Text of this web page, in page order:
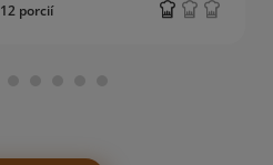
12 porcií